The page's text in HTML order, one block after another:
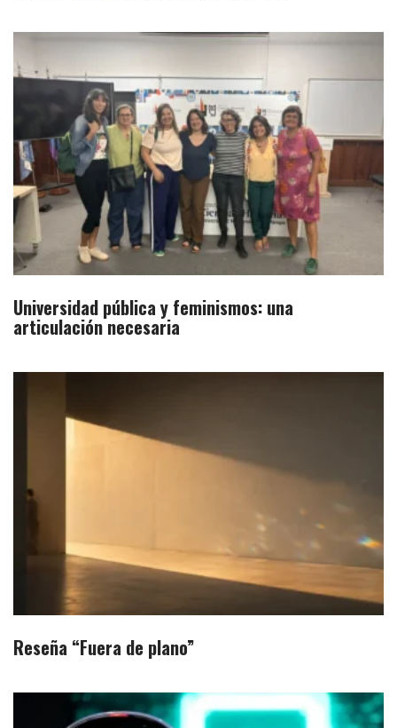
Universidad pública y feminismos: una
articulación necesaria
Reseña “Fuera de plano”